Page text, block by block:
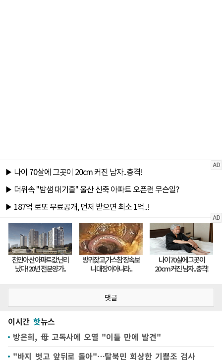
댓글
이시간 핫뉴스
방은희, 母 고독사에 오열 "이틀 만에 발견"
"바지 벗고 앞뒤로 돌아"…탈북민 회상한 기쁨조 검사